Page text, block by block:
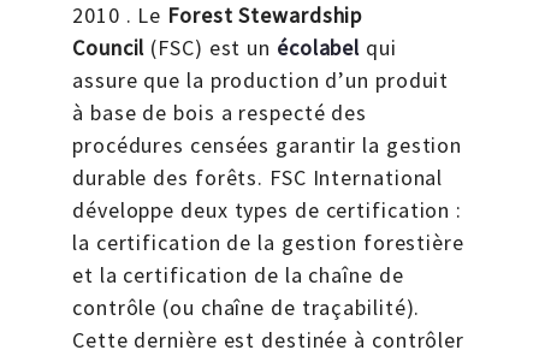
2010 . Le Forest Stewardship
Council (FSC) est un écolabel qui
assure que la production d’un produit
à base de bois a respecté des
procédures censées garantir la gestion
durable des forêts. FSC International
développe deux types de certification :
la certification de la gestion forestière
et la certification de la chaîne de
contrôle (ou chaîne de traçabilité).
Cette dernière est destinée à contrôler